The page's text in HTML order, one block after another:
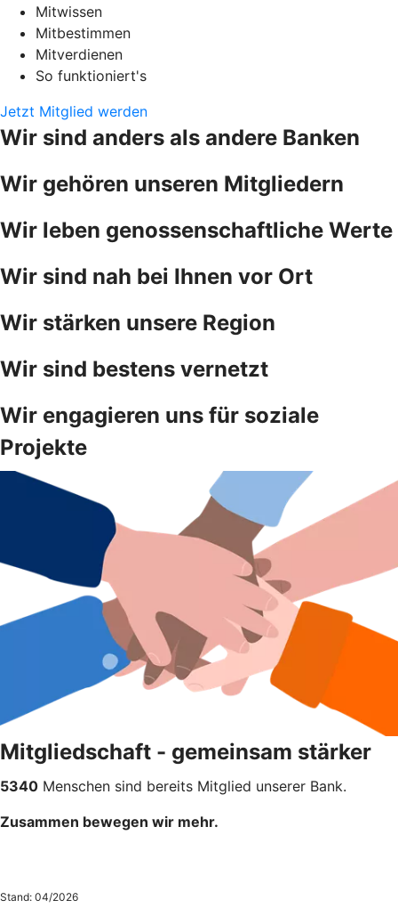
Mitwissen
Mitbestimmen
Mitverdienen
So funktioniert's
Jetzt Mitglied werden
Wir sind anders als andere Banken
Wir gehören unseren Mitgliedern
Wir leben genossenschaftliche Werte
Wir sind nah bei Ihnen vor Ort
Wir stärken unsere Region
Wir sind bestens vernetzt
Wir engagieren uns für soziale
Projekte
Mitgliedschaft - gemeinsam stärker
5340 Menschen sind bereits Mitglied unserer Bank.
Zusammen bewegen wir mehr.
Stand: 04/2026